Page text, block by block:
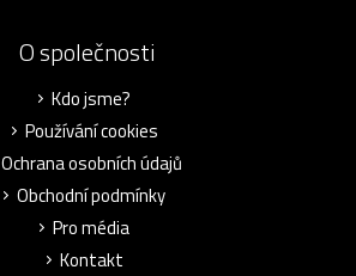
O společnosti
Kdo jsme?
Používání cookies
Ochrana osobních údajů
Obchodní podmínky
Pro média
Kontakt